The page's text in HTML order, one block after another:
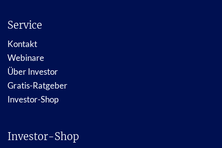
Service
Kontakt
Webinare
Über Investor
Gratis-Ratgeber
Investor-Shop
Investor-Shop